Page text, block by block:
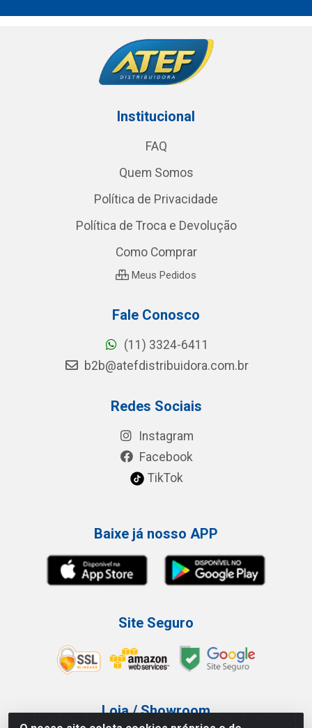
Institucional
FAQ
Quem Somos
Política de Privacidade
Política de Troca e Devolução
Como Comprar
Meus Pedidos
Fale Conosco
(11) 3324-6411
b2b@atefdistribuidora.com.br
Redes Sociais
Instagram
Facebook
TikTok
Baixe já nosso APP
Site Seguro
Loja / Showroom